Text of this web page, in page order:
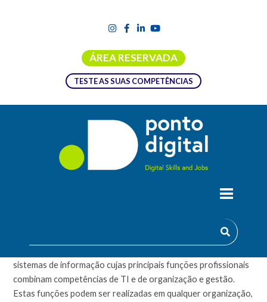
ÁREA RESERVADA
TESTE AS SUAS COMPETÊNCIAS
sistemas de informação cujas principais funções profissionais
combinam competências de TI e de organização e gestão.
Estas funções podem ser realizadas em qualquer organização,